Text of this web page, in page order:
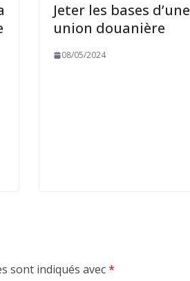
Jeter les bases d’une
union douanière
08/05/2024
sont indiqués avec*